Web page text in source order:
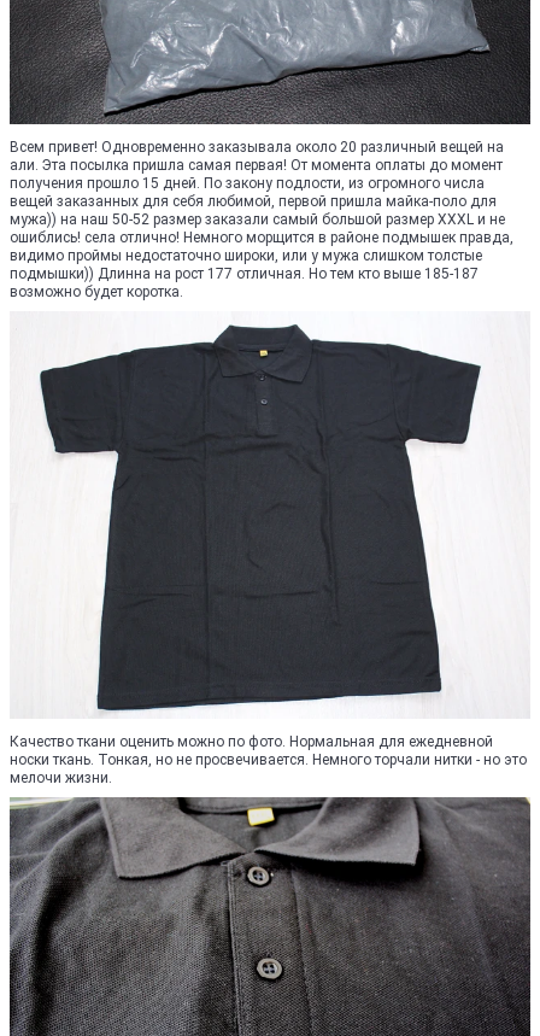
Всем привет! Одновременно заказывала около 20 различный вещей на
али. Эта посылка пришла самая первая! От момента оплаты до момент
получения прошло 15 дней. По закону подлости, из огромного числа
вещей заказанных для себя любимой, первой пришла майка-поло для
мужа)) на наш 50-52 размер заказали самый большой размер ХХХL и не
ошиблись! села отлично! Немного морщится в районе подмышек правда,
видимо проймы недостаточно широки, или у мужа слишком толстые
подмышки)) Длинна на рост 177 отличная. Но тем кто выше 185-187
возможно будет коротка.
Качество ткани оценить можно по фото. Нормальная для ежедневной
носки ткань. Тонкая, но не просвечивается. Немного торчали нитки - но это
мелочи жизни.